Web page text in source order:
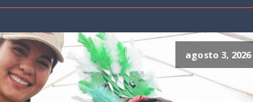
agosto 3, 2026